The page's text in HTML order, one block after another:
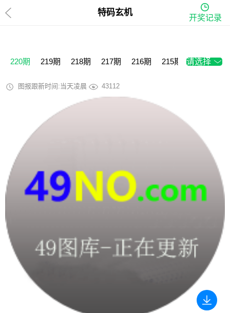
特码玄机
开奖记录
220期 219期 218期 217期 216期 215期 214期
请选择
图报跟新时间:当天凌晨 43112